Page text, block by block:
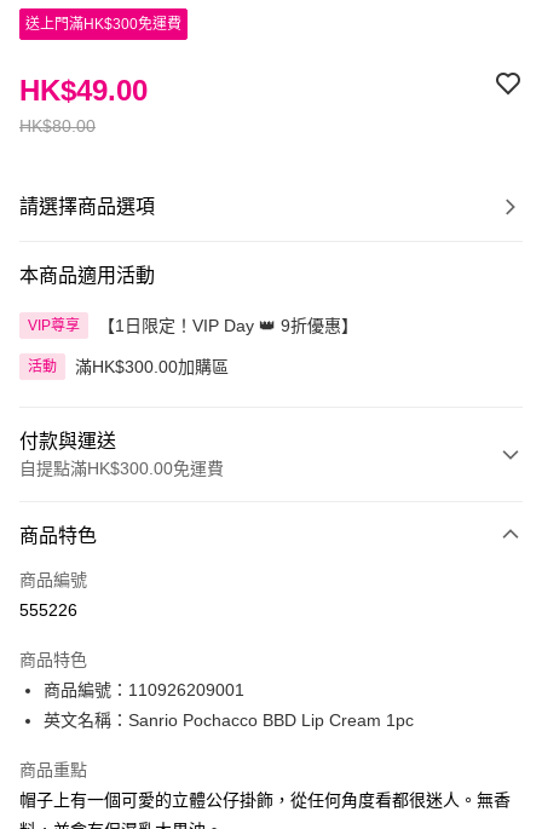
送上門滿HK$300免運費
HK$80.00
HK$49.00
請選擇商品選項
本商品適用活動
VIP尊享 【1日限定！VIP Day 👑 9折優惠】
活動 滿HK$300.00加購區
付款與運送
自提點滿HK$300.00免運費
信用卡
Apple Pay
PayMe
WeChat Pay
BoC Pay
商品特色
商品編號
555226
商品特色
商品編號：110926209001
英文名稱：Sanrio Pochacco BBD Lip Cream 1pc
商品重點
帽子上有一個可愛的立體公仔掛飾，從任何角度看都很迷人。無香